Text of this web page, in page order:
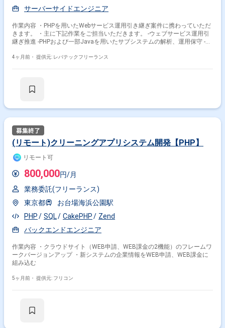
サーバーサイドエンジニア
作業内容 ・PHPを用いたWebサービス運用引き継ぎ案件に携わっていただ
きます。 ・主に下記作業をご担当いただきます。 -ウェブサービス運用引
継ぎ推進 -PHPおよび一部Javaを用いたサブシステムの解析、運用保守 -ア
への技術指導
4ヶ月前・ 提供元: レバテックフリーランス
(リモート)クリーニングアプリシステム開発【PHP】
リモート可
800,000円/月
業務委託(フリーランス)
東京都
お台場海浜公園駅
PHP
SQL CakePHP
Zend
バックエンドエンジニア
作業内容 ・クラウドサイト（WEB申請、WEB課金の2機能）のフレームワ
ークバージョンアップ ・新システムの企業情報をWEB申請、WEB課金に
組み込む
5ヶ月前・ 提供元: フリコン